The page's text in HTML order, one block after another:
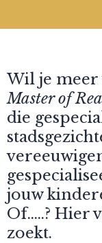
Wil je meer
Master of
die
jouw
Of…..? Hier
zoekt.